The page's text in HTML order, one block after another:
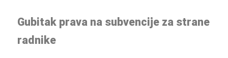
Gubitak prava na subvencije za strane
radnike